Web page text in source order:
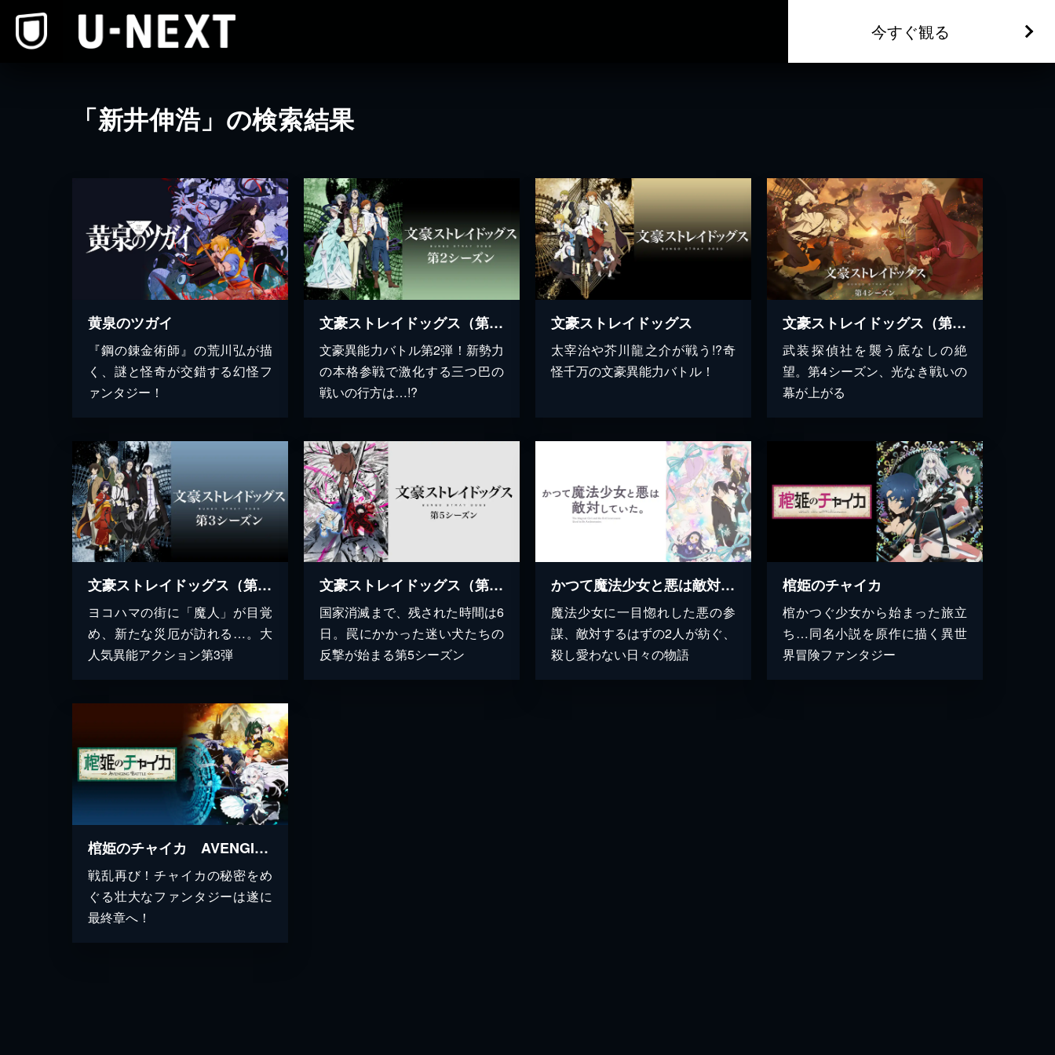
今すぐ観る
「新井伸浩」の検索結果
黄泉のツガイ
『鋼の錬金術師』の荒川弘が描
く、謎と怪奇が交錯する幻怪フ
ァンタジー！
文豪ストレイドッグス（第2シーズン）
文豪異能力バトル第2弾！新勢力
の本格参戦で激化する三つ巴の
戦いの行方は…!?
文豪ストレイドッグス
太宰治や芥川龍之介が戦う!?奇
怪千万の文豪異能力バトル！
文豪ストレイドッグス（第4シーズン）
武装探偵社を襲う底なしの絶
望。第4シーズン、光なき戦いの
幕が上がる
文豪ストレイドッグス（第3シーズン）
ヨコハマの街に「魔人」が目覚
め、新たな災厄が訪れる…。大
人気異能アクション第3弾
文豪ストレイドッグス（第5シーズン）
国家消滅まで、残された時間は6
日。罠にかかった迷い犬たちの
反撃が始まる第5シーズン
かつて魔法少女と悪は敵対していた。
魔法少女に一目惚れした悪の参
謀、敵対するはずの2人が紡ぐ、
殺し愛わない日々の物語
棺姫のチャイカ
棺かつぐ少女から始まった旅立
ち…同名小説を原作に描く異世
界冒険ファンタジー
棺姫のチャイカ AVENGING BATTLE
戦乱再び！チャイカの秘密をめ
ぐる壮大なファンタジーは遂に
最終章へ！